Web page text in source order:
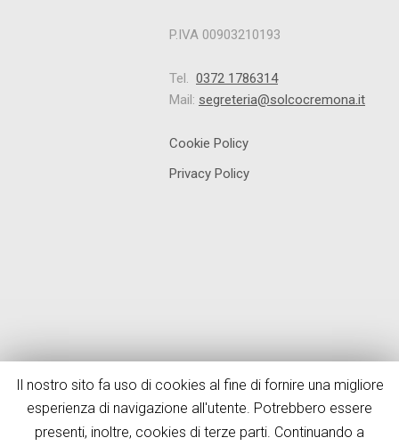
P.IVA 00903210193
Tel. 0372 1786314
Mail: segreteria@solcocremona.it
Cookie Policy
Privacy Policy
Il nostro sito fa uso di cookies al fine di fornire una migliore
esperienza di navigazione all'utente. Potrebbero essere
presenti, inoltre, cookies di terze parti. Continuando a